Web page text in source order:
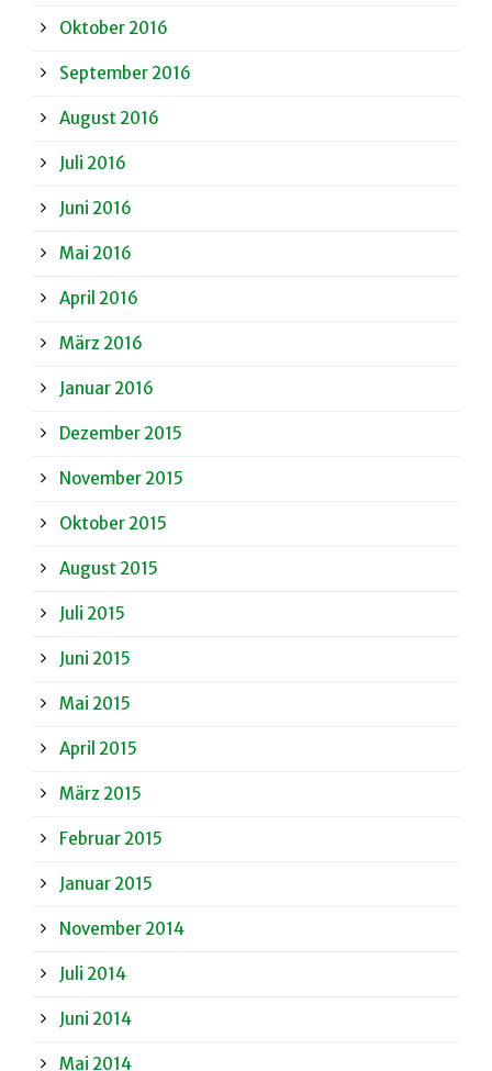
Oktober 2016
September 2016
August 2016
Juli 2016
Juni 2016
Mai 2016
April 2016
März 2016
Januar 2016
Dezember 2015
November 2015
Oktober 2015
August 2015
Juli 2015
Juni 2015
Mai 2015
April 2015
März 2015
Februar 2015
Januar 2015
November 2014
Juli 2014
Juni 2014
Mai 2014